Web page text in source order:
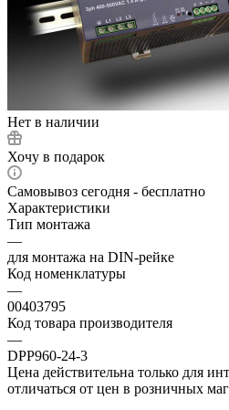
Нет в наличии
Хочу в подарок
Самовывоз сегодня - бесплатно
Характеристики
Тип монтажа
—
для монтажа на DIN-рейке
Код номенклатуры
—
00403795
Код товара производителя
—
DPP960-24-3
Цена действительна только для
отличаться от цен в розничных